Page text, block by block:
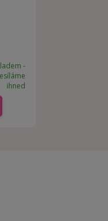
-
ihned